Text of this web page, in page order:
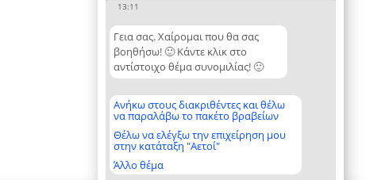
13:11
Γεια σας. Χαίρομαι που θα σας
βοηθήσω! 🙂 Κάντε κλικ στο
αντίστοιχο θέμα συνομιλίας! 🙂
Ανήκω στους διακριθέντες και θέλω
να παραλάβω το πακέτο βραβείων
Θέλω να ελέγξω την επιχείρηση μου
στην κατάταξη "Αετοί"
Άλλο θέμα